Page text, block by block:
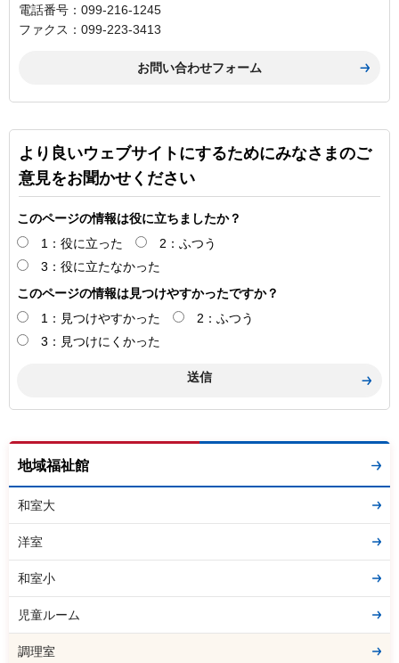
電話番号：099-216-1245
ファクス：099-223-3413
より良いウェブサイトにするためにみなさまのご
意見をお聞かせください
このページの情報は役に立ちましたか？
1：役に立った
2：ふつう
3：役に立たなかった
このページの情報は見つけやすかったですか？
1：見つけやすかった
2：ふつう
3：見つけにくかった
地域福祉館
和室大
洋室
和室小
児童ルーム
調理室